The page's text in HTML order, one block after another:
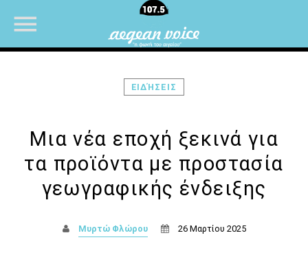
ΕΙΔΉΣΕΙΣ
Μια νέα εποχή ξεκινά για
τα προϊόντα με προστασία
γεωγραφικής ένδειξης
Μυρτώ Φλώρου 26 Μαρτίου 2025